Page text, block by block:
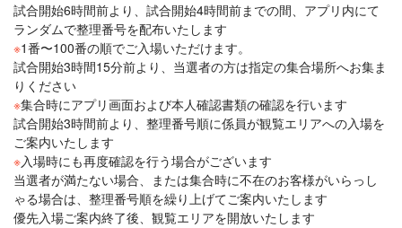
試合開始6時間前より、試合開始4時間前までの間、アプリ内にて
ランダムで整理番号を配布いたします
※1番〜100番の順でご入場いただけます。
試合開始3時間15分前より、当選者の方は指定の集合場所へお集ま
りください
※集合時にアプリ画面および本人確認書類の確認を行います
試合開始3時間前より、整理番号順に係員が観覧エリアへの入場を
ご案内いたします
※入場時にも再度確認を行う場合がございます
当選者が満たない場合、または集合時に不在のお客様がいらっし
ゃる場合は、整理番号順を繰り上げてご案内いたします
優先入場ご案内終了後、観覧エリアを開放いたします